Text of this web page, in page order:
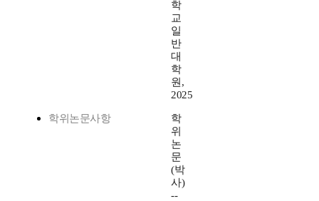
학
교
일
반
대
학
원,
2025
학위논문사항
학
위
논
문
(박
사)
--